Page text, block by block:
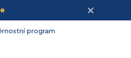
program